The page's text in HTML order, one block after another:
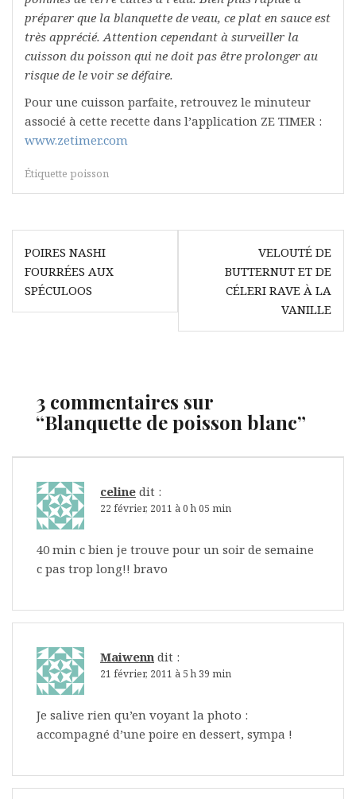
préparer que la blanquette de veau, ce plat en sauce est
très apprécié. Attention cependant à surveiller la
cuisson du poisson qui ne doit pas être prolonger au
risque de le voir se défaire.
Pour une cuisson parfaite, retrouvez le minuteur
associé à cette recette dans l’application ZE TIMER :
www.zetimer.com
Étiquette poisson
Navigation
de
l’article
POIRES NASHI
FOURRÉES AUX
SPÉCULOOS
VELOUTÉ DE
BUTTERNUT ET DE
CÉLERI RAVE À LA
VANILLE
3 commentaires sur
“Blanquette de poisson blanc”
celine dit :
22 février, 2011 à 0 h 05 min
40 min c bien je trouve pour un soir de semaine
c pas trop long!! bravo
Maiwenn dit :
21 février, 2011 à 5 h 39 min
Je salive rien qu’en voyant la photo :
accompagné d’une poire en dessert, sympa !